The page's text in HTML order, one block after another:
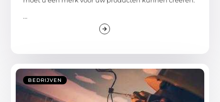
...
BEDRIJVEN